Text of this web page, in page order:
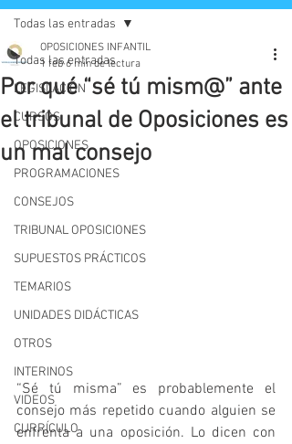
Todas las entradas
LEGISLACIÓN
CURSOS
OPOSICIONES
PROGRAMACIONES
CONSEJOS
TRIBUNAL OPOSICIONES
SUPUESTOS PRÁCTICOS
TEMARIOS
UNIDADES DIDÁCTICAS
OTROS
INTERINOS
VIDEOS
CURRÍCULO
Todas las entradas
Por qué “sé tú mism@” ante
el tribunal de Oposiciones es
un mal consejo
OPOSICIONES INFANTIL
1 feb 6 min de lectura
“Sé tú misma” es probablemente el
consejo más repetido cuando alguien se
enfrenta a una oposición. Lo dicen con